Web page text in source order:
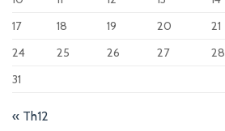
17
18 19 20 21
24
25 26 27 28
31
« Th12